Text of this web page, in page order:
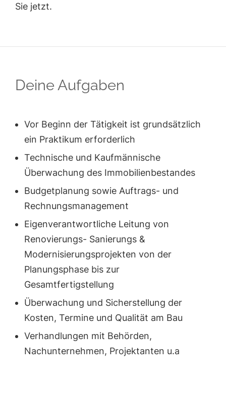
Sie jetzt.
Deine Aufgaben
Vor Beginn der Tätigkeit ist grundsätzlich
ein Praktikum erforderlich
Technische und Kaufmännische
Überwachung des Immobilienbestandes
Budgetplanung sowie Auftrags- und
Rechnungsmanagement
Eigenverantwortliche Leitung von
Renovierungs- Sanierungs &
Modernisierungsprojekten von der
Planungsphase bis zur
Gesamtfertigstellung
Überwachung und Sicherstellung der
Kosten, Termine und Qualität am Bau
Verhandlungen mit Behörden,
Nachunternehmen, Projektanten u.a